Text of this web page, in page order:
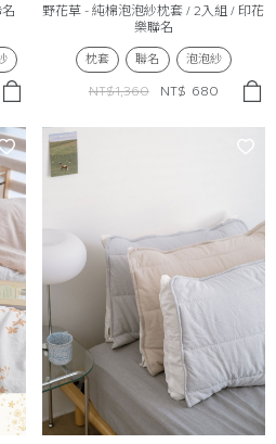
野花草 - 純棉泡泡紗枕套 / 2入組 / 印花
樂聯名
枕套 聯名 泡泡紗
NT$1,360 NT$ 680